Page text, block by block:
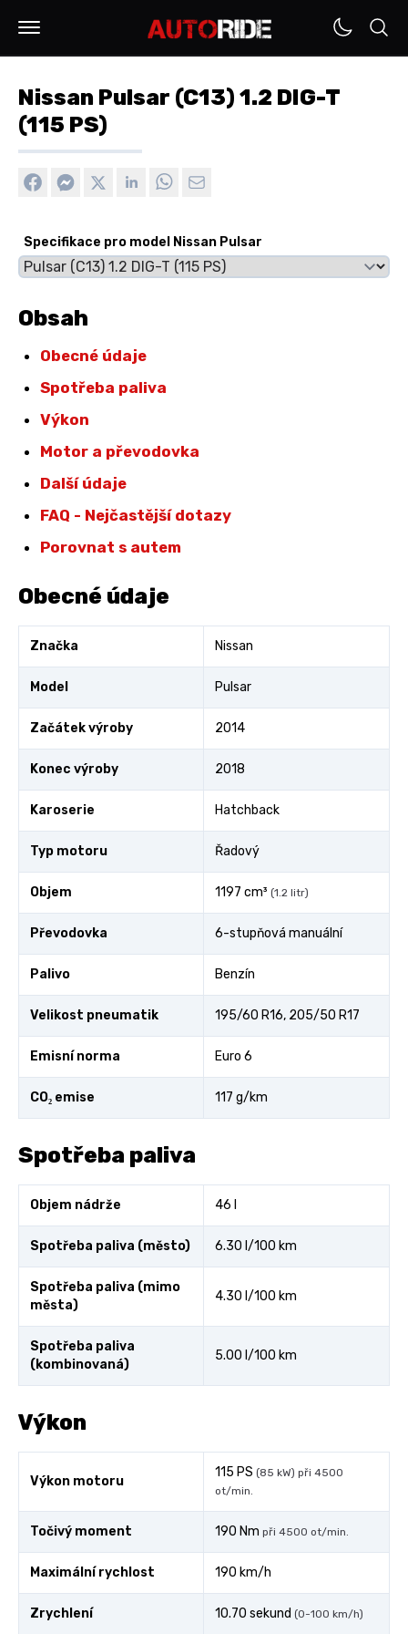
Nissan Pulsar (C13) 1.2 DIG-T
(115 PS)
Specifikace pro model Nissan Pulsar
Obsah
Obecné údaje
Spotřeba paliva
Výkon
Motor a převodovka
Další údaje
FAQ - Nejčastější dotazy
Porovnat s autem
Obecné údaje
Značka Nissan
Model Pulsar
Začátek výroby 2014
Konec výroby 2018
Karoserie Hatchback
Typ motoru Řadový
Objem 1197 cm³ (1.2 litr)
Převodovka 6-stupňová manuální
Palivo Benzín
Velikost pneumatik 195/60 R16, 205/50 R17
Emisní norma Euro 6
CO₂ emise 117 g/km
Spotřeba paliva
Objem nádrže 46 l
Spotřeba paliva (město) 6.30 l/100 km
Spotřeba paliva (mimo
města)
4.30 l/100 km
Spotřeba paliva
(kombinovaná)
5.00 l/100 km
Výkon
Výkon motoru
115 PS (85 kW) při 4500
ot/min.
Točivý moment 190 Nm při 4500 ot/min.
Maximální rychlost 190 km/h
Zrychlení 10.70 sekund (0-100 km/h)